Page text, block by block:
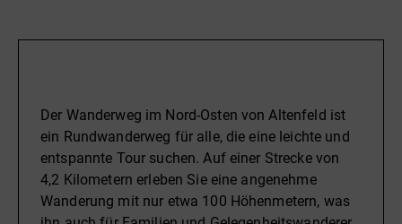
Der Wanderweg im Nord-Osten von Altenfeld ist
ein Rundwanderweg für alle, die eine leichte und
entspannte Tour suchen. Auf einer Strecke von
4,2 Kilometern erleben Sie eine angenehme
Wanderung mit nur etwa 100 Höhenmetern, was